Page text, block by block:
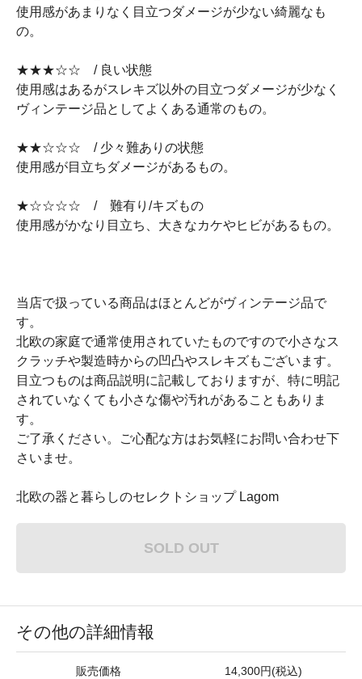
使用感があまりなく目立つダメージが少ない綺麗なも
の。
★★★☆☆ / 良い状態
使用感はあるがスレキズ以外の目立つダメージが少なく
ヴィンテージ品としてよくある通常のもの。
★★☆☆☆ / 少々難ありの状態
使用感が目立ちダメージがあるもの。
★☆☆☆☆ / 難有り/キズもの
使用感がかなり目立ち、大きなカケやヒビがあるもの。
当店で扱っている商品はほとんどがヴィンテージ品で
す。
北欧の家庭で通常使用されていたものですので小さなス
クラッチや製造時からの凹凸やスレキズもございます。
目立つものは商品説明に記載しておりますが、特に明記
されていなくても小さな傷や汚れがあることもありま
す。
ご了承ください。ご心配な方はお気軽にお問い合わせ下
さいませ。
北欧の器と暮らしのセレクトショップ Lagom
SOLD OUT
その他の詳細情報
販売価格 14,300円(税込)